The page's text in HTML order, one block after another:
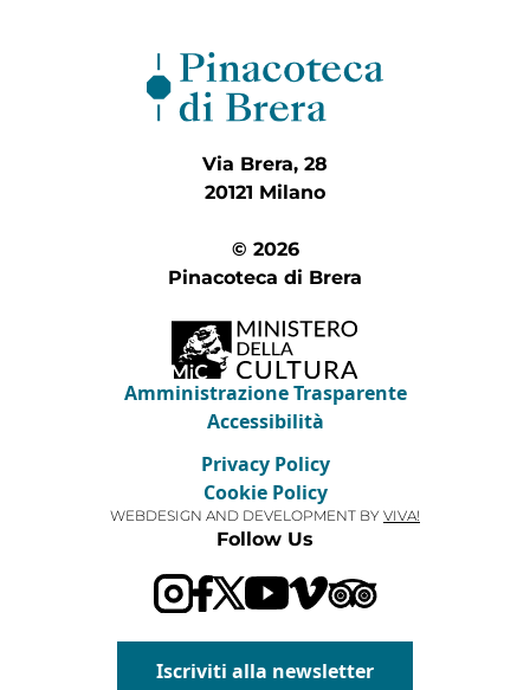
Via Brera, 28
20121 Milano
© 2026
Pinacoteca di Brera
Follow Us
Iscriviti alla newsletter
Amministrazione Trasparente
Accessibilità
Privacy Policy
Cookie Policy
WEBDESIGN AND DEVELOPMENT BY VIVA!